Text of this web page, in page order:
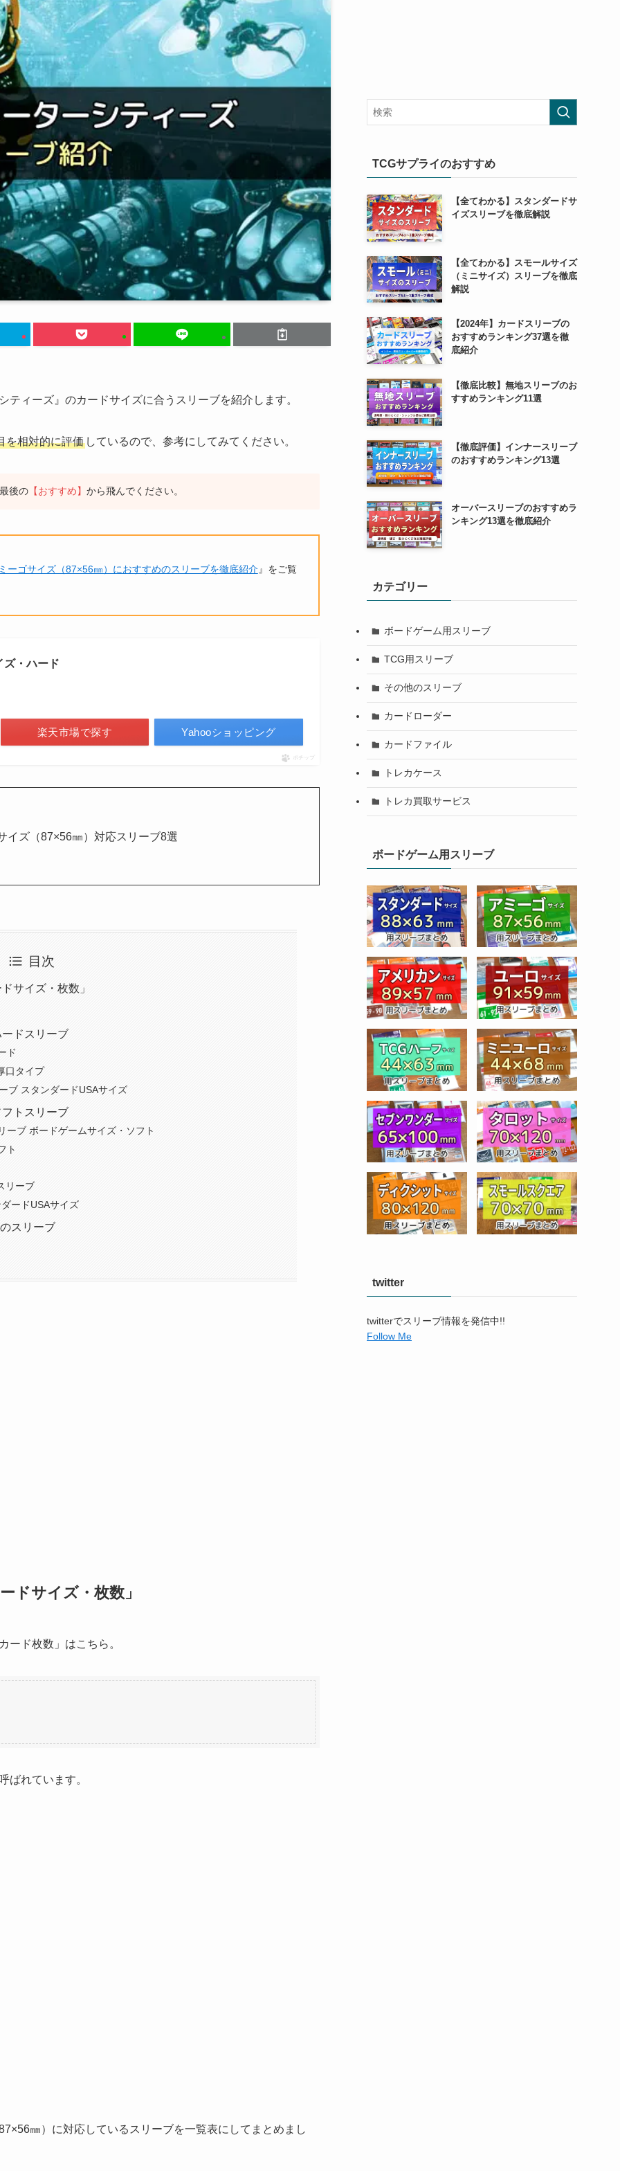
ィーズ』のカードサイズに合うスリーブを紹介します。
を相対的に評価 しているので、参考にしてみてください。
後の 【おすすめ】から飛んでください。
ーゴサイズ（87×56㎜）におすすめのスリーブを徹底紹介』をご覧
ズ・ハード
楽天市場で探す Yahooショッピング
ポチップ
イズ（87×56㎜）対応スリーブ8選
目次
サイズ・枚数」
ドスリーブ
ド
口タイプ
ブ スタンダードUSAサイズ
トスリーブ
ブ ボードゲームサイズ・ソフト
ト
リーブ
ードUSAサイズ
スリーブ
ドサイズ・枚数」
ード枚数」はこちら。
ばれています。
㎜）に対応しているスリーブを一覧表にしてまとめまし
TCGサプライのおすすめ
【全てわかる】スタンダードサ
イズスリーブを徹底解説
【全てわかる】スモールサイズ
（ミニサイズ）スリーブを徹底
解説
【2024年】カードスリーブの
おすすめランキング37選を徹
底紹介
【徹底比較】無地スリーブのお
すすめランキング11選
【徹底評価】インナースリーブ
のおすすめランキング13選
オーバースリーブのおすすめラ
ンキング13選を徹底紹介
カテゴリー
ボードゲーム用スリーブ
TCG用スリーブ
その他のスリーブ
カードローダー
カードファイル
トレカケース
トレカ買取サービス
ボードゲーム用スリーブ
twitter
twitterでスリーブ情報を発信中!!
Follow Me